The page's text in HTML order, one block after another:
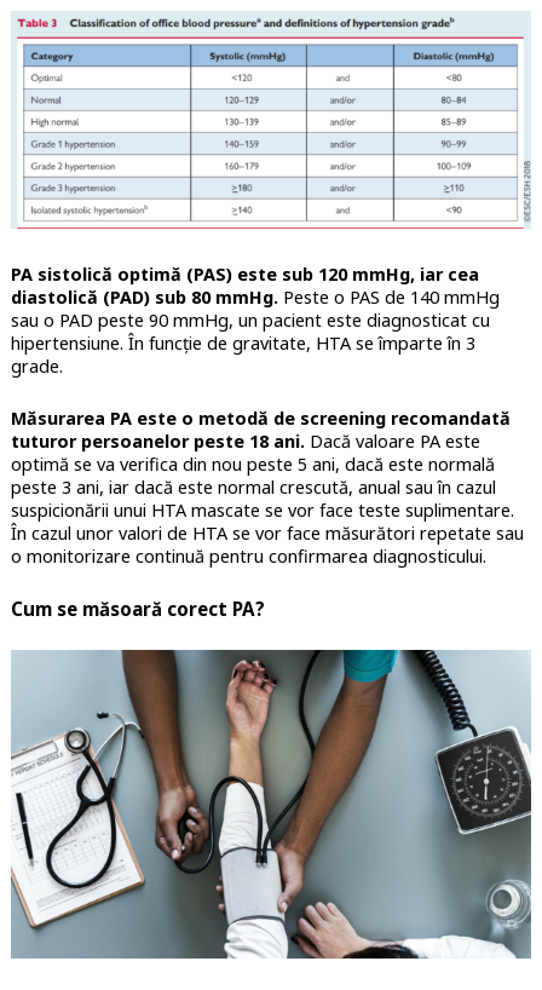
PA sistolică optimă (PAS) este sub 120 mmHg, iar cea
diastolică (PAD) sub 80 mmHg.Peste o PAS de 140 mmHg
sau o PAD peste 90 mmHg, un pacient este diagnosticat cu
hipertensiune. În funcție de gravitate, HTA se împarte în 3
grade.
Măsurarea PA este o metodă de screening recomandată
tuturor persoanelor peste 18 ani.Dacă valoare PA este
optimă se va verifica din nou peste 5 ani, dacă este normală
peste 3 ani, iar dacă este normal crescută, anual sau în cazul
suspicionării unui HTA mascate se vor face teste suplimentare.
În cazul unor valori de HTA se vor face măsurători repetate sau
o monitorizare continuă pentru confirmarea diagnosticului.
Cum se măsoară corect PA?